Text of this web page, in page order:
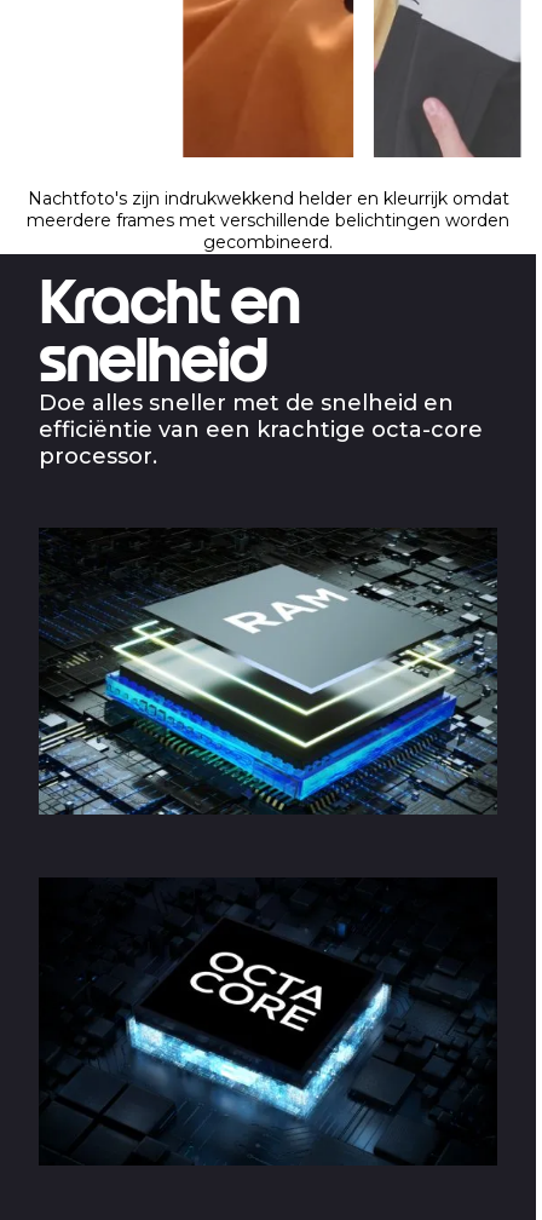
Nachtfoto's zijn indrukwekkend helder en kleurrijk omdat
meerdere frames met verschillende belichtingen worden
gecombineerd.
Kracht en
snelheid
Doe alles sneller met de snelheid en
efficiëntie van een krachtige octa-core
processor.